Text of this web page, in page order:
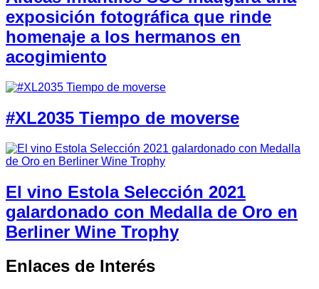
exposición fotográfica que rinde
homenaje a los hermanos en
acogimiento
#XL2035 Tiempo de moverse
El vino Estola Selección 2021
galardonado con Medalla de Oro en
Berliner Wine Trophy
Enlaces de Interés